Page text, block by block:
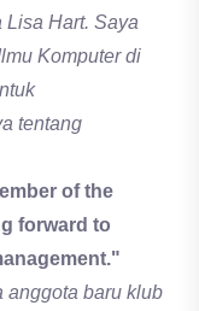
Lisa Hart. Saya
Komputer di
tentang
of the
forward to
anggota baru klub